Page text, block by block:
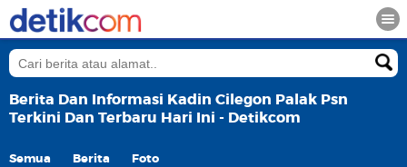
Berita Dan Informasi Kadin Cilegon Palak Psn
Terkini Dan Terbaru Hari Ini - Detikcom
Semua Berita Foto